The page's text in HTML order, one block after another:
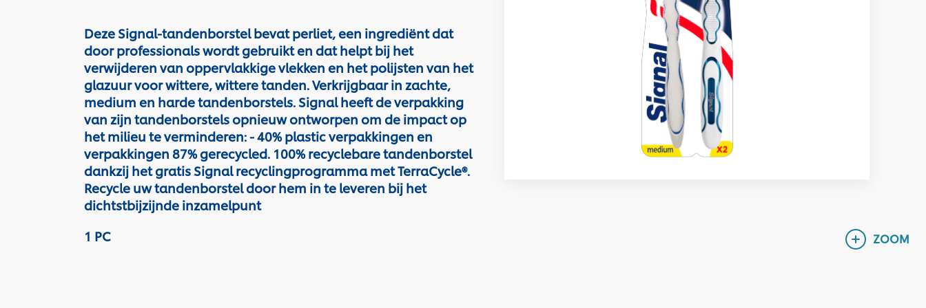
Deze Signal-tandenborstel bevat perliet, een ingrediënt dat
door professionals wordt gebruikt en dat helpt bij het
verwijderen van oppervlakkige vlekken en het polijsten van het
glazuur voor wittere, wittere tanden. Verkrijgbaar in zachte,
medium en harde tandenborstels. Signal heeft de verpakking
van zijn tandenborstels opnieuw ontworpen om de impact op
het milieu te verminderen: - 40% plastic verpakkingen en
verpakkingen 87% gerecycled. 100% recyclebare tandenborstel
dankzij het gratis Signal recyclingprogramma met TerraCycle®.
Recycle uw tandenborstel door hem in te leveren bij het
dichtstbijzijnde inzamelpunt
1 PC